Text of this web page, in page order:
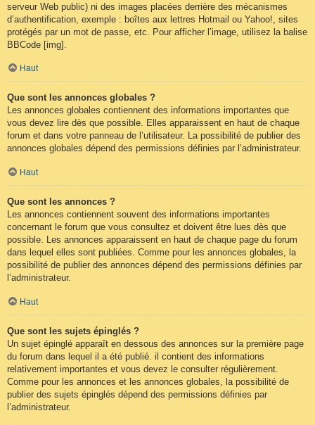
serveur Web public) ni des images placées derrière des mécanismes
d’authentification, exemple : boîtes aux lettres Hotmail ou Yahoo!, sites
protégés par un mot de passe, etc. Pour afficher l’image, utilisez la balise
BBCode [img].
Haut
Que sont les annonces globales ?
Les annonces globales contiennent des informations importantes que
vous devez lire dès que possible. Elles apparaissent en haut de chaque
forum et dans votre panneau de l’utilisateur. La possibilité de publier des
annonces globales dépend des permissions définies par l’administrateur.
Haut
Que sont les annonces ?
Les annonces contiennent souvent des informations importantes
concernant le forum que vous consultez et doivent être lues dès que
possible. Les annonces apparaissent en haut de chaque page du forum
dans lequel elles sont publiées. Comme pour les annonces globales, la
possibilité de publier des annonces dépend des permissions définies par
l’administrateur.
Haut
Que sont les sujets épinglés ?
Un sujet épinglé apparaît en dessous des annonces sur la première page
du forum dans lequel il a été publié. il contient des informations
relativement importantes et vous devez le consulter régulièrement.
Comme pour les annonces et les annonces globales, la possibilité de
publier des sujets épinglés dépend des permissions définies par
l’administrateur.